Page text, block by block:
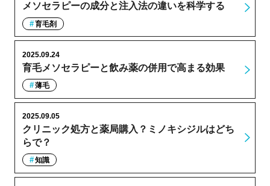
メソセラピーの成分と注入法の違いを科学する
育毛剤
育毛メソセラピーと飲み薬の併用で高まる効果
2025.09.24
薄毛
クリニック処方と薬局購入？ミノキシジルはどち
らで？
2025.09.05
知識